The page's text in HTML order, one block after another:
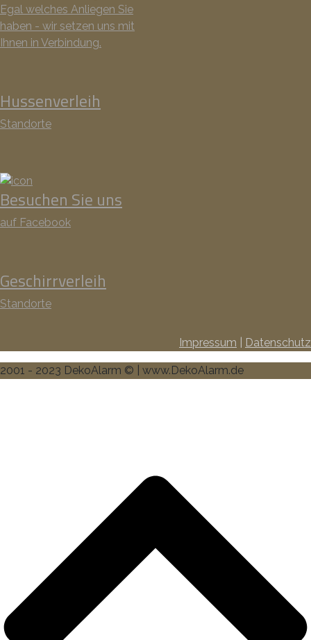
Egal welches Anliegen Sie
haben - wir setzen uns mit
Ihnen in Verbindung.
Hussenverleih
Standorte
Besuchen Sie uns
auf Facebook
Geschirrverleih
Standorte
Impressum Datenschutz
2001 - 2023 DekoAlarm © | www.DekoAlarm.de